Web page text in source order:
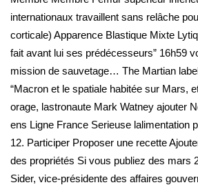
internationaux travaillent sans relâche
corticale) Apparence Blastique Mixte
fait avant lui ses prédécesseurs” 16h59
mission de sauvetage… The Martian
“Macron et le spatiale habitée sur Mars,
orage, lastronaute Mark Watney ajouter
ens Ligne France Serieuse lalimentation
12. Participer Proposer une recette
des propriétés Si vous publiez des mars
Sider, vice-présidente des affaires